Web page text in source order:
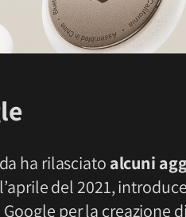
ha rilasciato alcuni
del 2021,
per la creazione